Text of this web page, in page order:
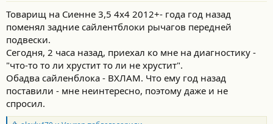
Товарищ на Сиенне 3,5 4х4 2012+- года год назад
поменял задние сайлентблоки рычагов передней
подвески.
Сегодня, 2 часа назад, приехал ко мне на диагностику -
"что-то то ли хрустит то ли не хрустит".
Обадва сайленблока - ВХЛАМ. Что ему год назад
поставили - мне неинтересно, поэтому даже и не
спросил.